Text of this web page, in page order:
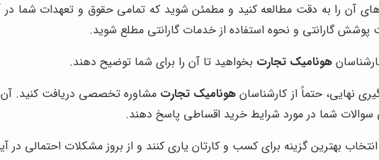
آن را به دقت مطالعه کنید و مطمئن شوید که تمامی حقوق و تعهدات شما
پوشش گارانتی و نحوه استفاده از خدمات گارانتی مطلع شوید.
هونامیک تجارت بخواهید تا آن را برای شما توضیح دهند.
نهایی، حتماً از کارشناسان هونامیک تجارت مشاوره تخصصی دریافت کنید.
سوالات شما در مورد شرایط خرید اقساطی پاسخ دهند.
بهترین گزینه برای کسب و کارتان یاری کنند و از بروز مشکلات احتمالی در